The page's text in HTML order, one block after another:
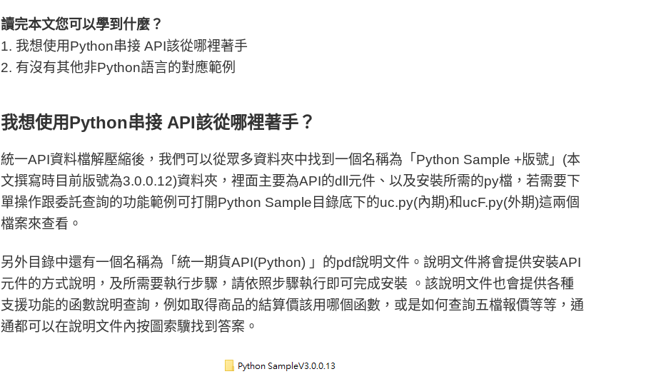
讀完本文您可以學到什麼？
1. 我想使用Python串接 API該從哪裡著手
2. 有沒有其他非Python語言的對應範例
我想使用Python串接 API該從哪裡著手？
統一API資料檔解壓縮後，我們可以從眾多資料夾中找到一個名稱為「Python Sample +版號」(本
文撰寫時目前版號為3.0.0.12)資料夾，裡面主要為API的dll元件、以及安裝所需的py檔，若需要下
單操作跟委託查詢的功能範例可打開Python Sample目錄底下的uc.py(內期)和ucF.py(外期)這兩個
檔案來查看。
另外目錄中還有一個名稱為「統一期貨API(Python) 」的pdf說明文件。說明文件將會提供安裝API
元件的方式說明，及所需要執行步驟，請依照步驟執行即可完成安裝 。該說明文件也會提供各種
支援功能的函數說明查詢，例如取得商品的結算價該用哪個函數，或是如何查詢五檔報價等等，通
通都可以在說明文件內按圖索驥找到答案。